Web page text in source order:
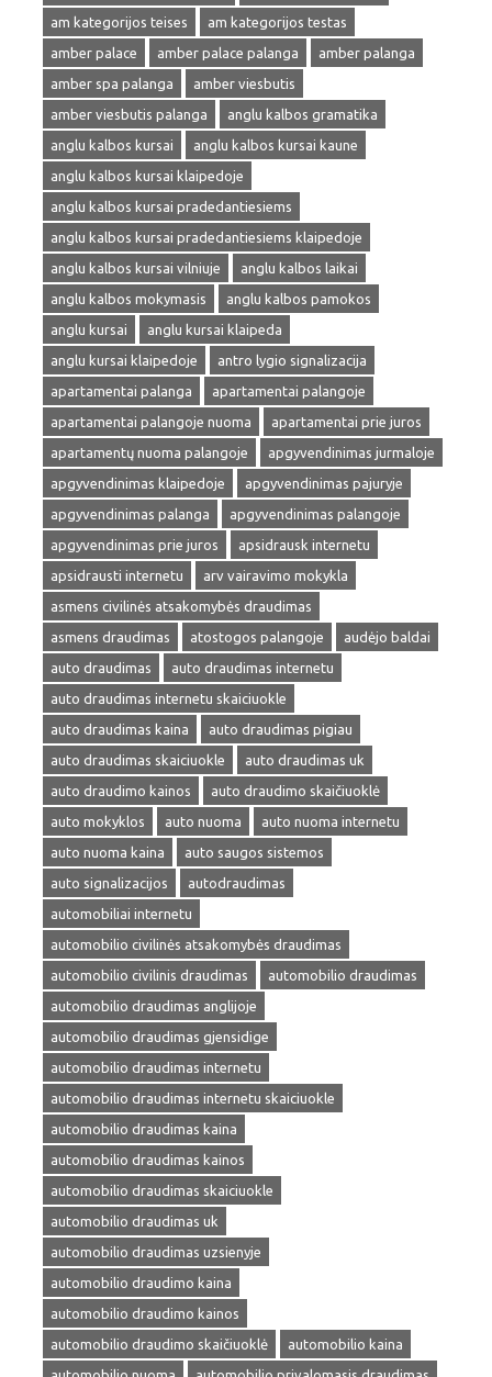
am kategorijos teises
am kategorijos testas
amber palace
amber palace palanga
amber palanga
amber spa palanga
amber viesbutis
amber viesbutis palanga
anglu kalbos gramatika
anglu kalbos kursai
anglu kalbos kursai kaune
anglu kalbos kursai klaipedoje
anglu kalbos kursai pradedantiesiems
anglu kalbos kursai pradedantiesiems klaipedoje
anglu kalbos kursai vilniuje
anglu kalbos laikai
anglu kalbos mokymasis
anglu kalbos pamokos
anglu kursai
anglu kursai klaipeda
anglu kursai klaipedoje
antro lygio signalizacija
apartamentai palanga
apartamentai palangoje
apartamentai palangoje nuoma
apartamentai prie juros
apartamentų nuoma palangoje
apgyvendinimas jurmaloje
apgyvendinimas klaipedoje
apgyvendinimas pajuryje
apgyvendinimas palanga
apgyvendinimas palangoje
apgyvendinimas prie juros
apsidrausk internetu
apsidrausti internetu
arv vairavimo mokykla
asmens civilinės atsakomybės draudimas
asmens draudimas
atostogos palangoje
audėjo baldai
auto draudimas
auto draudimas internetu
auto draudimas internetu skaiciuokle
auto draudimas kaina
auto draudimas pigiau
auto draudimas skaiciuokle
auto draudimas uk
auto draudimo kainos
auto draudimo skaičiuoklė
auto mokyklos
auto nuoma
auto nuoma internetu
auto nuoma kaina
auto saugos sistemos
auto signalizacijos
autodraudimas
automobiliai internetu
automobilio civilinės atsakomybės draudimas
automobilio civilinis draudimas
automobilio draudimas
automobilio draudimas anglijoje
automobilio draudimas gjensidige
automobilio draudimas internetu
automobilio draudimas internetu skaiciuokle
automobilio draudimas kaina
automobilio draudimas kainos
automobilio draudimas skaiciuokle
automobilio draudimas uk
automobilio draudimas uzsienyje
automobilio draudimo kaina
automobilio draudimo kainos
automobilio draudimo skaičiuoklė
automobilio kaina